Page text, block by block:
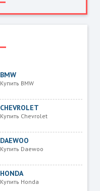
BMW
Купить BMW
CHEVROLET
Купить Chevrolet
DAEWOO
Купить Daewoo
HONDA
Купить Honda